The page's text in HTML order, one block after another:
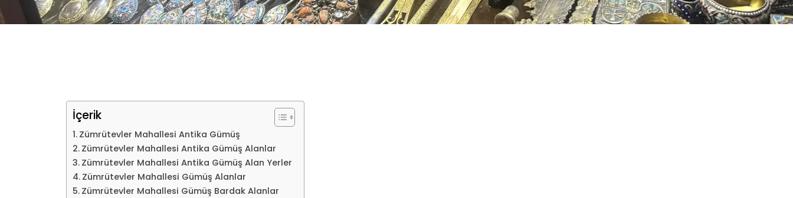
İçerik
Zümrütevler Mahallesi Antika Gümüş
Zümrütevler Mahallesi Antika Gümüş Alanlar
Zümrütevler Mahallesi Antika Gümüş Alan Yerler
Zümrütevler Mahallesi Gümüş Alanlar
Zümrütevler Mahallesi Gümüş Bardak Alanlar